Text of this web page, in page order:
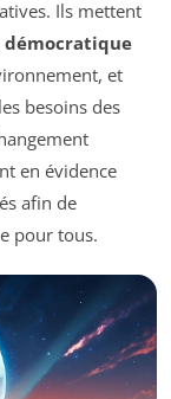
Ils mettent
et
besoins des
en évidence
afin de
pour tous.